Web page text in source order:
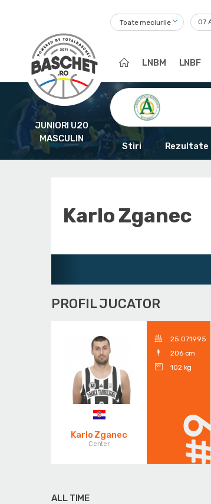
Toate meciurile
LNBM LNBF
JUNIORI U20
MASCULIN
Stiri Rezultate
Karlo Zganec
PROFIL JUCATOR
Karlo Zganec
Center
25.07.1995
206 cm
102 kg
#9
ALL TIME